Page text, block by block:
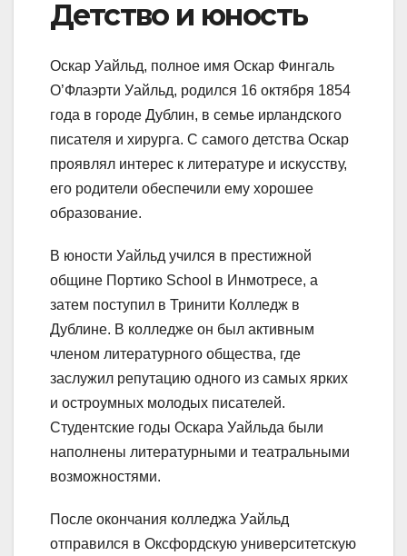
Детство и юность
Оскар Уайльд, полное имя Оскар Фингаль
О’Флаэрти Уайльд, родился 16 октября 1854
года в городе Дублин, в семье ирландского
писателя и хирурга. С самого детства Оскар
проявлял интерес к литературе и искусству,
его родители обеспечили ему хорошее
образование.
В юности Уайльд учился в престижной
общине Портико School в Инмотресе, а
затем поступил в Тринити Колледж в
Дублине. В колледже он был активным
членом литературного общества, где
заслужил репутацию одного из самых ярких
и остроумных молодых писателей.
Студентские годы Оскара Уайльда были
наполнены литературными и театральными
возможностями.
После окончания колледжа Уайльд
отправился в Оксфордскую университетскую